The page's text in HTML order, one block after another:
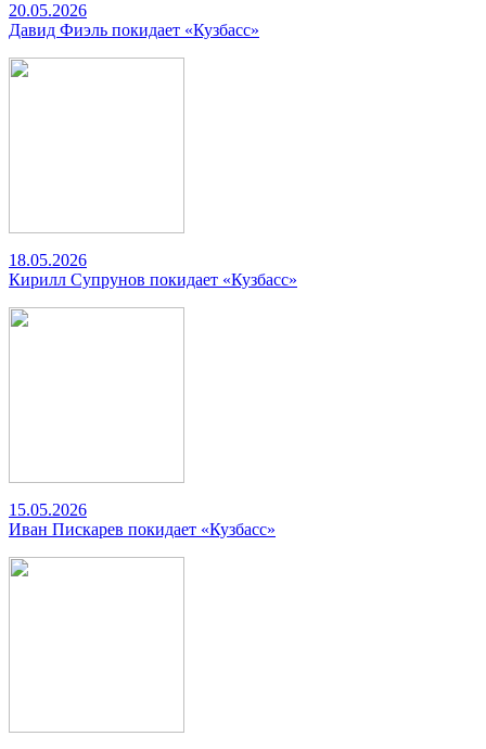
20.05.2026
Давид Фиэль покидает «Кузбасс»
18.05.2026
Кирилл Супрунов покидает «Кузбасс»
15.05.2026
Иван Пискарев покидает «Кузбасс»